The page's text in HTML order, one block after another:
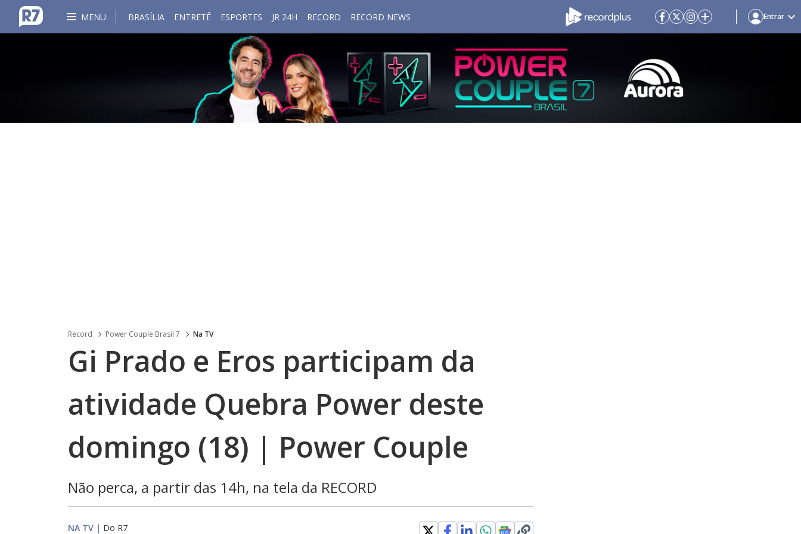
MENU BRASÍLIA ENTRETÊ ESPORTES JR 24H RECORD RECORD NEWS Entrar
Record Power Couple Brasil 7 Na TV
Gi Prado e Eros participam da
atividade Quebra Power deste
domingo (18) | Power Couple
Não perca, a partir das 14h, na tela da RECORD
NA TV | Do R7